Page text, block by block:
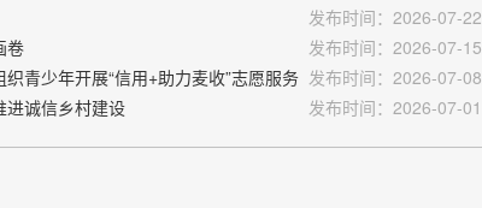
发布时间：2026-07-22
卷
发布时间：2026-07-15
青少年开展“信用+助力麦收”志愿服务 发布时间：2026-07-08
诚信乡村建设
发布时间：2026-07-01